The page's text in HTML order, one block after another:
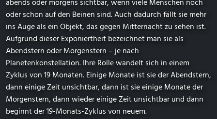
abends oder morgens sichtbar, wenn viele Menschen noch
oder schon auf den Beinen sind. Auch dadurch fällt sie mehr
ins Auge als ein Objekt, das gegen Mitternacht zu sehen ist.
Aufgrund dieser Exponiertheit bezeichnet man sie als
Abendstern oder Morgenstern – je nach
Planetenkonstellation. Ihre Rolle wandelt sich in einem
Zyklus von 19 Monaten. Einige Monate ist sie der Abendstern,
dann einige Zeit unsichtbar, dann ist sie einige Monate der
Morgenstern, dann wieder einige Zeit unsichtbar und dann
beginnt der 19-Monats-Zyklus von neuem.